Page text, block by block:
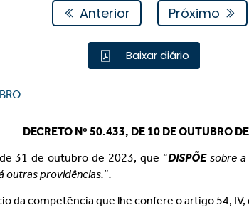
Anterior
Próximo
Baixar diário
DECRETO Nº 50.433, DE 10 DE OUTUBRO
31 de outubro de 2023, que “DISPÕE sobre
outras providências.”.
da competência que lhe confere o artigo 54,